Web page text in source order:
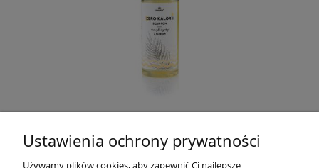
Szampon naturalny z aloesem Shamasa
300 ml
Ustawienia ochrony prywatności
Używamy plików cookies, aby zapewnić Ci najlepsze